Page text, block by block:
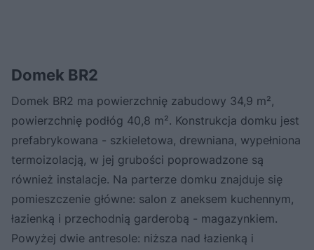
Domek BR2
Domek BR2 ma powierzchnię zabudowy 34,9 m²,
powierzchnię podłóg 40,8 m². Konstrukcja domku jest
prefabrykowana - szkieletowa, drewniana, wypełniona
termoizolacją, w jej grubości poprowadzone są
również instalacje. Na parterze domku znajduje się
pomieszczenie główne: salon z aneksem kuchennym,
łazienką i przechodnią garderobą - magazynkiem.
Powyżej dwie antresole: niższa nad łazienką i